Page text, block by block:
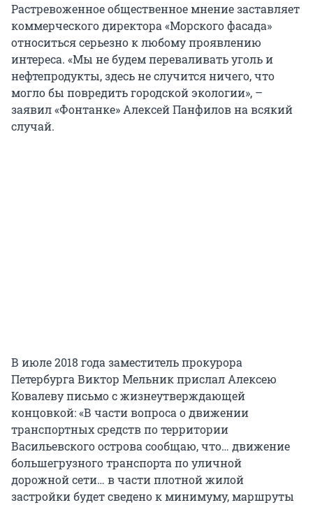
Растревоженное общественное мнение заставляет
коммерческого директора «Морского фасада»
относиться серьезно к любому проявлению
интереса. «Мы не будем переваливать уголь и
нефтепродукты, здесь не случится ничего, что
могло бы повредить городской экологии», –
заявил «Фонтанке» Алексей Панфилов на всякий
случай.
В июле 2018 года заместитель прокурора
Петербурга Виктор Мельник прислал Алексею
Ковалеву письмо с жизнеутверждающей
концовкой: «В части вопроса о движении
транспортных средств по территории
Васильевского острова сообщаю, что… движение
большегрузного транспорта по уличной
дорожной сети… в части плотной жилой
застройки будет сведено к минимуму, маршруты